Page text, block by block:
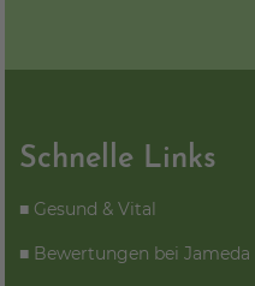
Schnelle Links
■ Gesund & Vital
■ Bewertungen bei Jameda